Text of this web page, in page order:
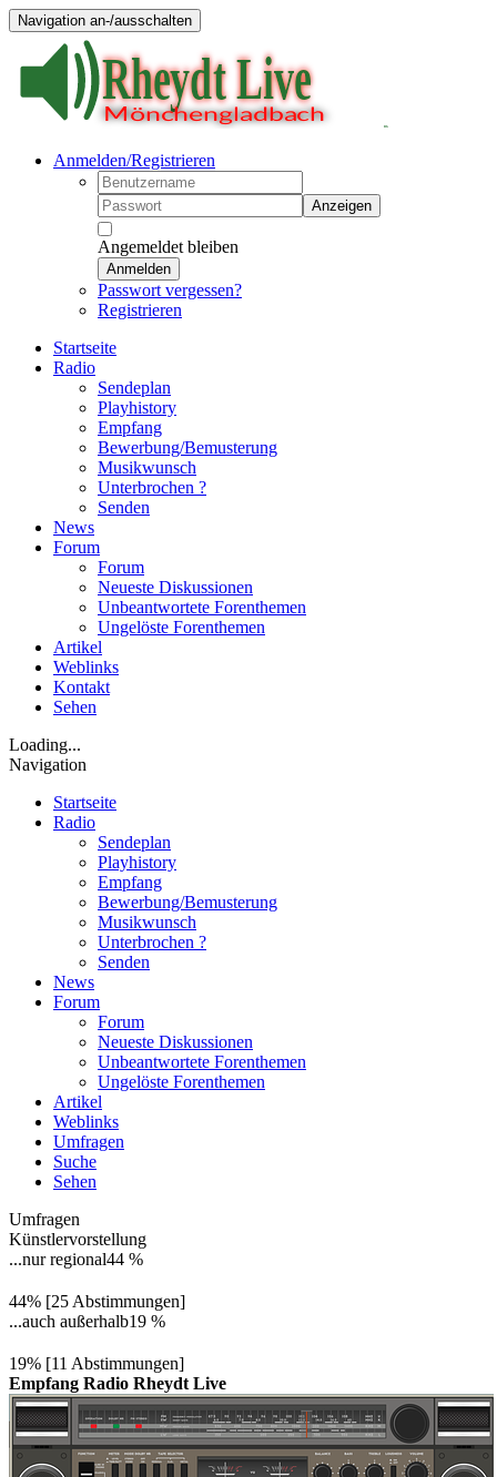
Navigation an-/ausschalten
Anmelden/Registrieren
Anzeigen
Angemeldet bleiben
Anmelden
Passwort vergessen?
Registrieren
Startseite
Radio
Sendeplan
Playhistory
Empfang
Bewerbung/Bemusterung
Musikwunsch
Unterbrochen ?
Senden
News
Forum
Forum
Neueste Diskussionen
Unbeantwortete Forenthemen
Ungelöste Forenthemen
Artikel
Weblinks
Kontakt
Sehen
Loading...
Navigation
Startseite
Radio
Sendeplan
Playhistory
Empfang
Bewerbung/Bemusterung
Musikwunsch
Unterbrochen ?
Senden
News
Forum
Forum
Neueste Diskussionen
Unbeantwortete Forenthemen
Ungelöste Forenthemen
Artikel
Weblinks
Umfragen
Suche
Sehen
Umfragen
Künstlervorstellung
...nur regional44 %
44% [25 Abstimmungen]
...auch außerhalb19 %
19% [11 Abstimmungen]
Empfang Radio Rheydt Live